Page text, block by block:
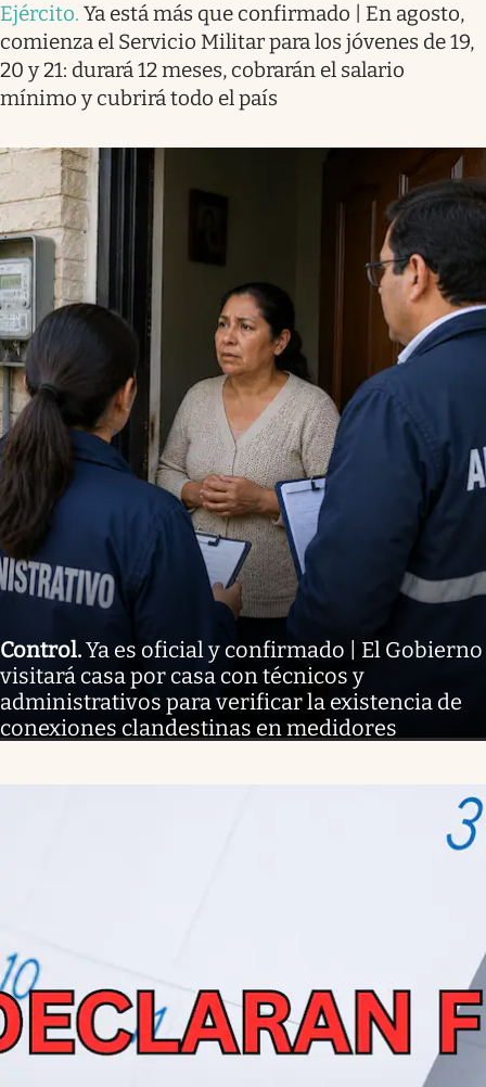
Ejército. Ya está más que confirmado | En agosto,
comienza el Servicio Militar para los jóvenes de 19,
20 y 21: durará 12 meses, cobrarán el salario
mínimo y cubrirá todo el país
Control.Ya es oficial y confirmado | El Gobierno
visitará casa por casa con técnicos y
administrativos para verificar la existencia de
conexiones clandestinas en medidores